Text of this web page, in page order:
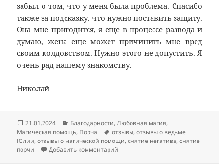
забыл о том, что у меня была проблема. Спасибо
также за подсказку, что нужно поставить защиту.
Она мне пригодится, я еще в процессе развода и
думаю, жена еще может причинить мне вред
своим колдовством. Нужно этого не допустить. Я
очень рад нашему знакомству.
Николай
Опубликовано
21.01.2024 Рубрики
Благодарности,Любовная магия,
Магическая помощь, Порча Метки
отзывы,отзывы о ведьме
Юлии,отзывы о магической помощи,снятие негатива,снятие
порчи
Добавить комментарий